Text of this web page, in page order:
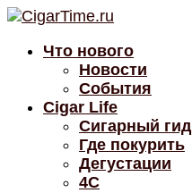
Что нового
Новости
События
Cigar Life
Сигарный гид
Где покурить
Дегустации
4C